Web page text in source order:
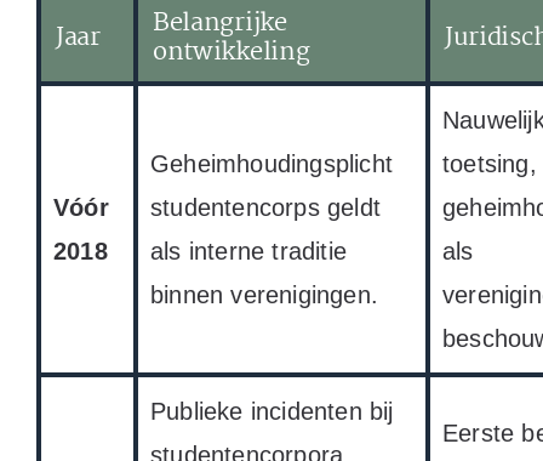
Jaar Belangrijke
ontwikkeling
Vóór
2018
Geheimhoudingsplicht
studentencorps geldt
als interne traditie
binnen verenigingen.
toetsing,
als
Publieke incidenten bij
studentencorpora
Eerste